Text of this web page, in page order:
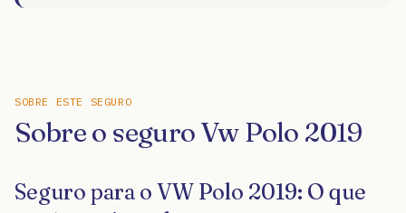
SOBRE ESTE SEGURO
Sobre o seguro Vw Polo 2019
Seguro para o VW Polo 2019: O que